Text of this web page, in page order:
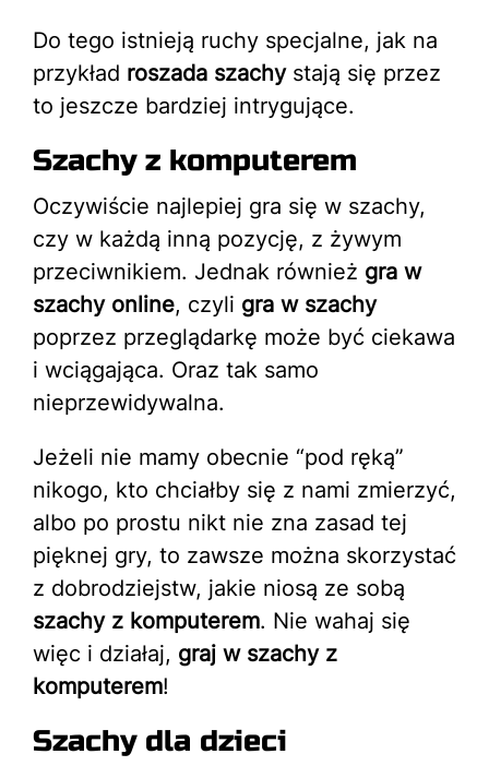
Do tego istnieją ruchy specjalne, jak na
przykład roszada szachystają się przez
to jeszcze bardziej intrygujące.
Szachy z komputerem
Oczywiście najlepiej gra się w szachy,
czy w każdą inną pozycję, z żywym
przeciwnikiem. Jednak również gra w
szachy online, czyli gra w szachy
poprzez przeglądarkę może być ciekawa
i wciągająca. Oraz tak samo
nieprzewidywalna.
Jeżeli nie mamy obecnie “pod ręką”
nikogo, kto chciałby się z nami zmierzyć,
albo po prostu nikt nie zna zasad tej
pięknej gry, to zawsze można skorzystać
z dobrodziejstw, jakie niosą ze sobą
szachy z komputerem. Nie wahaj się
więc i działaj, graj w szachy z
komputerem!
Szachy dla dzieci